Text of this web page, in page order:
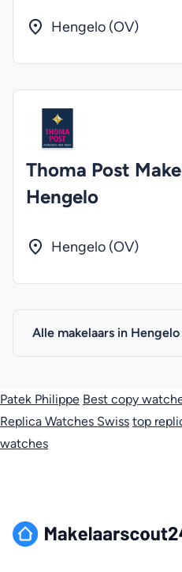
Hengelo (OV)
Thoma Post
Hengelo
Hengelo (OV)
Alle makelaars in
Patek Philippe Best copy
Replica Watches Swiss top
watches